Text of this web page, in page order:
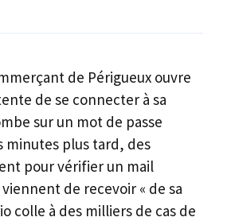
de Périgueux ouvre
de se connecter à sa
sur un mot de passe
minutes plus tard, des
pour vérifier un mail
de recevoir « de sa
colle à des milliers de cas de